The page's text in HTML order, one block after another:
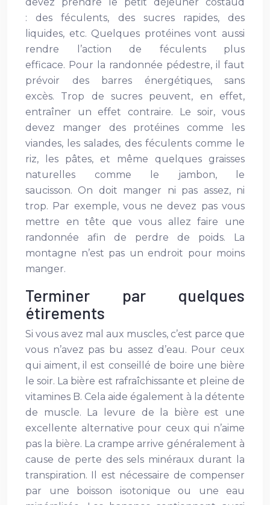
: des féculents, des sucres rapides, des
liquides, etc. Quelques protéines vont aussi
rendre l’action de féculents plus
efficace. Pour la randonnée pédestre, il faut
prévoir des barres énergétiques, sans
excès. Trop de sucres peuvent, en effet,
entraîner un effet contraire. Le soir, vous
devez manger des protéines comme les
viandes, les salades, des féculents comme le
riz, les pâtes, et même quelques graisses
naturelles comme le jambon, le
saucisson. On doit manger ni pas assez, ni
trop. Par exemple, vous ne devez pas vous
mettre en tête que vous allez faire une
randonnée afin de perdre de poids. La
montagne n’est pas un endroit pour moins
manger.
Terminer par quelques
étirements
Si vous avez mal aux muscles, c’est parce que
vous n’avez pas bu assez d’eau. Pour ceux
qui aiment, il est conseillé de boire une bière
le soir. La bière est rafraîchissante et pleine de
vitamines B. Cela aide également à la détente
de muscle. La levure de la bière est une
excellente alternative pour ceux qui n’aime
pas la bière. La crampe arrive généralement à
cause de perte des sels minéraux durant la
transpiration. Il est nécessaire de compenser
par une boisson isotonique ou une eau